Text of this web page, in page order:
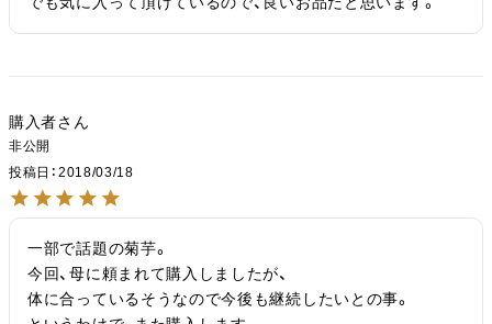
購入者
非公開
投稿日
2018/03/18
一部で話題の菊芋。
今回、母に頼まれて購入しましたが、
体に合っているそうなので今後も継続したいとの事。